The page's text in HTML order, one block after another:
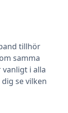
tillhör
samma
i alla
se vilken